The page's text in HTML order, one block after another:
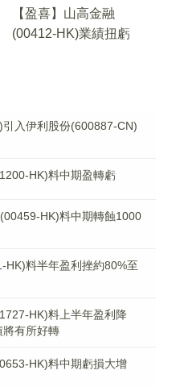
【盈喜】山高金融
(00412-HK)業績扭虧
入伊利股份(600887-CN)
HK)料中期盈轉虧
(00459-HK)料中期轉蝕1000
HK)料半年盈利挫約80%至
HK)料上半年盈利降
將有所好轉
HK)料中期虧損大增